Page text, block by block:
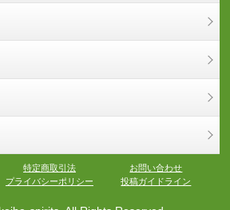
特定商取引法
お問い合わせ
プライバシーポリシー
投稿ガイドライン